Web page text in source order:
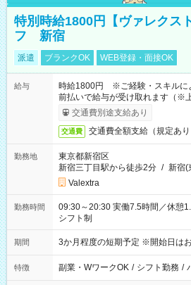
特別時給1800円【ヴァレクス
フ 新宿
派遣 ブランクOK WEB登録・面接OK
給与
時給1800円 ※ご経験・スキルに
前払いで給与が受け取れます（※
交通費別途支給あり
交通費 交通費全額支給（規定あり
勤務地
東京都新宿区
新宿三丁目駅から徒歩2分 / 新宿(
Valextra
勤務時間
09:30～20:30 実働7.5時間／休憩1.5時間 営業時間に合わせた
シフト制
期間 3か月程度の短期予定 ※開始日は
特徴 副業・WワークOK / シフト勤務 /